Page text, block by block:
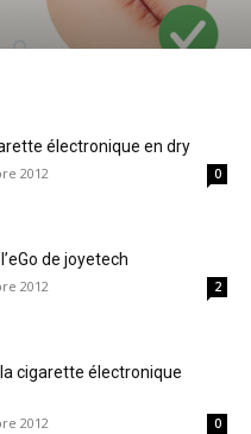
électronique en dry
2012 0
de joyetech
2012 2
cigarette électronique
2012 0